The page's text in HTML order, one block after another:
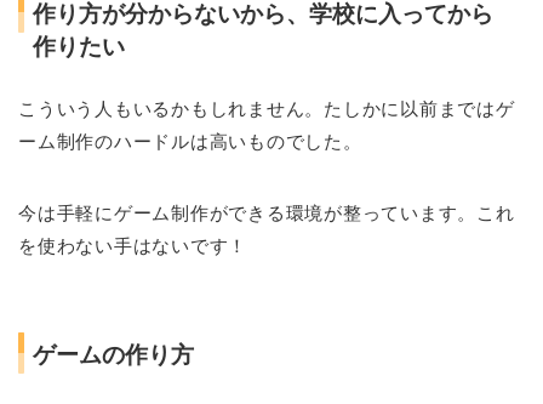
作り方が分からないから、学校に入ってから
作りたい
こういう人もいるかもしれません。たしかに以前まではゲ
ーム制作のハードルは高いものでした。
今は手軽にゲーム制作ができる環境が整っています。これ
を使わない手はないです！
ゲームの作り方